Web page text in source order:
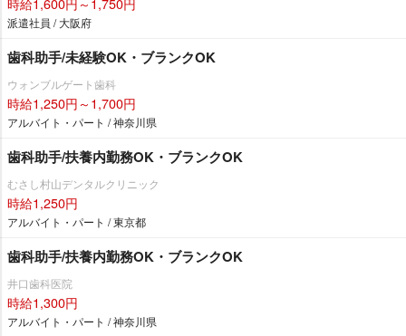
派遣社員 / 大阪府
歯科助手/未経験OK・ブランクOK
ウォンブルゲート歯科
時給1,250円～1,700円
アルバイト・パート / 神奈川県
歯科助手/扶養内勤務OK・ブランクOK
むさし村山デンタルクリニック
時給1,250円
アルバイト・パート / 東京都
歯科助手/扶養内勤務OK・ブランクOK
井口歯科医院
時給1,300円
アルバイト・パート / 神奈川県